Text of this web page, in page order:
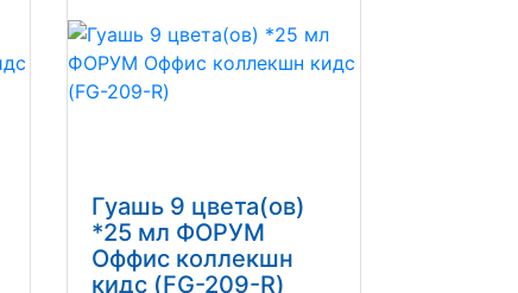
Гуашь 9 цвета(ов)
*25 мл ФОРУМ
Оффис коллекшн
кидс (FG-209-R)